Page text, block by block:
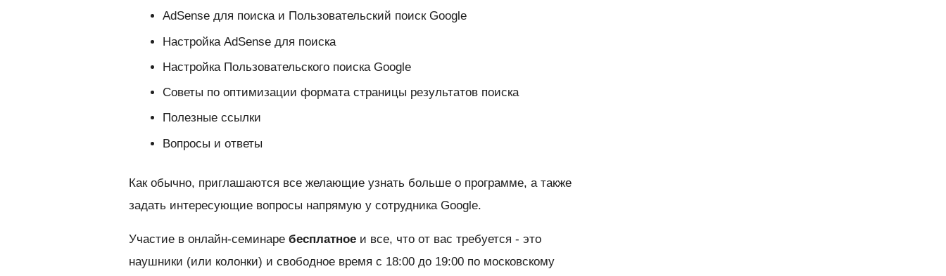
AdSense для поиска и Пользовательский поиск Google
Настройка AdSense для поиска
Настройка Пользовательского поиска Google
Советы по оптимизации формата страницы результатов поиска
Полезные ссылки
Вопросы и ответы
Как обычно, приглашаются все желающие узнать больше о программе, а также
задать интересующие вопросы напрямую у сотрудника Google.
Участие в онлайн-семинаре бесплатное и все, что от вас требуется - это
наушники (или колонки) и свободное время с 18:00 до 19:00 по московскому